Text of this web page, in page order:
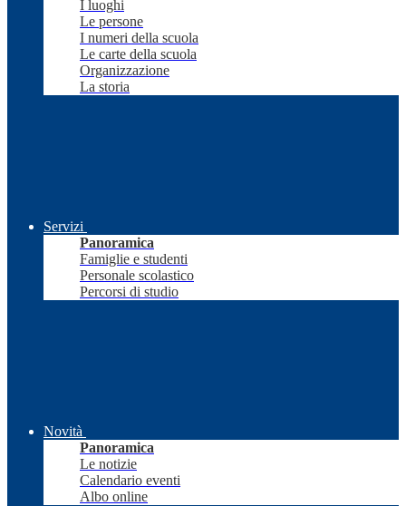
I luoghi
Le persone
I numeri della scuola
Le carte della scuola
Organizzazione
La storia
Servizi
Panoramica
Famiglie e studenti
Personale scolastico
Percorsi di studio
Novità
Panoramica
Le notizie
Calendario eventi
Albo online